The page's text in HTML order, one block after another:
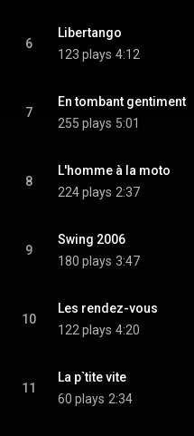
6
Libertango
123 plays 4:12
7
En tombant gentiment
255 plays 5:01
8
L'homme à la moto
224 plays 2:37
9
Swing 2006
180 plays 3:47
10
Les rendez-vous
122 plays 4:20
11
La p`tite vite
60 plays 2:34